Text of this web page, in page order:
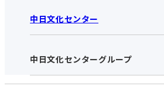
金沢中日文化センターHOME
お知らせ
アクセス･営業時間
お申し込みの流れ
入会と受講のご案内
中日文化センター
中日文化センターHOME
中日文化センターとは
受講規約・会員特典
中日文化センターグループ